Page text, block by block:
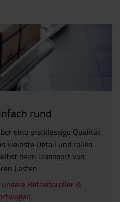
rund
eine erstklassige Qualität
kleinste Detail und rollen
beim Transport von
Lasten.
Betriebsroller &